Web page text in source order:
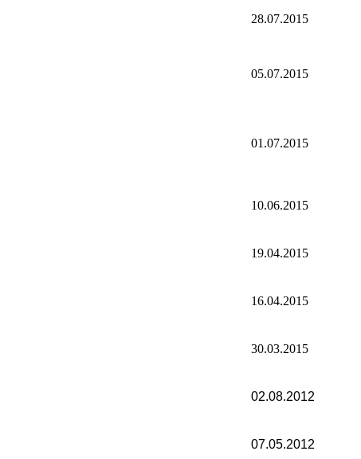
28.07.2015
05.07.2015
01.07.2015
10.06.2015
19.04.2015
16.04.2015
30.03.2015
02.08.2012
07.05.2012